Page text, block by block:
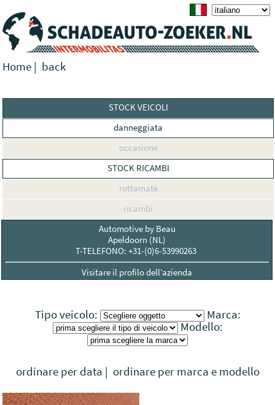
Home | back
STOCK VEICOLI
danneggiata
occasione
STOCK RICAMBI
rottamate
ricambi
Automotive by Beau
Apeldoorn (NL)
T-TELEFONO: +31-(0)6-53990263
Visitare il profilo dell’azienda
Tipo veicolo:
Marca:
Modello:
ordinare per data | ordinare per marca e modello